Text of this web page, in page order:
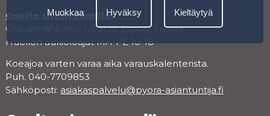
Osoite showroomille:
Oravannahkatori 1, 02120 Espoo, Suomi
Huollon aukioloajat MA-PE 10-18
Koeajoa varten varaa aika varauskalenterista.
Puh. 040-7709853
Sähköposti: asiakaspalvelu@pyora-asiantuntija.fi
Muokkaa Hyväksy Kieltäytyä